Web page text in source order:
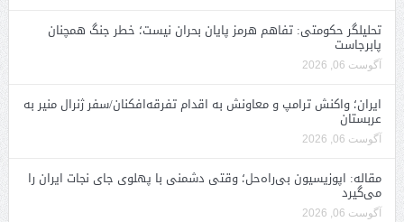
تحلیلگر حکومتی: تفاهم هرمز پایان بحران نیست؛ خطر جنگ همچنان
پابرجاست
آگوست 06, 2026
ایران؛ واکنش ترامپ و معاونش به اقدام تفرقه‌افکنان/سفر ژنرال منیر به
عربستان
آگوست 06, 2026
مقاله: اپوزیسیون بی‌راه‌حل؛ وقتی دشمنی با پهلوی جای نجات ایران را
می‌گیرد
آگوست 06, 2026